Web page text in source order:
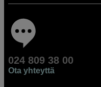
024 809 38 00
Ota yhteyttä